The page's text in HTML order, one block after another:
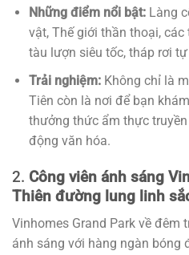
Những điểm nổi bật:Làng
vật, Thế giới thần thoại,
tàu lượn siêu tốc, tháp rơi
Trải nghiệm:Không chỉ là
Tiên còn là nơi để bạn
thưởng thức ẩm thực
động văn hóa.
2. Công viên ánh sáng
Thiên đường lung linh
Vinhomes Grand Park về đêm
ánh sáng với hàng ngàn bóng